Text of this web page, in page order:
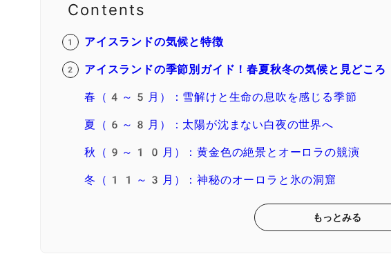
Contents
アイスランドの気候と特徴
アイスランドの季節別ガイド！春夏秋冬の気候と見どころ
春（4～5月）：雪解けと生命の息吹を感じる季節
夏（6～8月）：太陽が沈まない白夜の世界へ
秋（9～10月）：黄金色の絶景とオーロラの競演
冬（11～3月）：神秘のオーロラと氷の洞窟
もっとみる